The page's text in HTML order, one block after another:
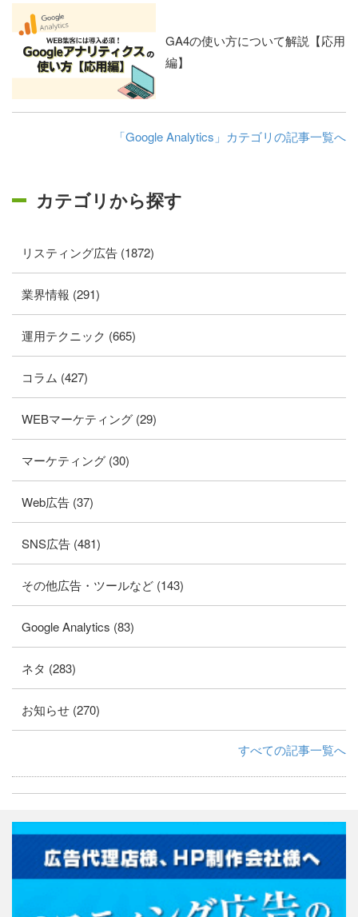
GA4の使い方について解説【応用
編】
「Google Analytics」カテゴリの記事一覧へ
カテゴリから探す
リスティング広告 (1872)
業界情報 (291)
運用テクニック (665)
コラム (427)
WEBマーケティング (29)
マーケティング (30)
Web広告 (37)
SNS広告 (481)
その他広告・ツールなど (143)
Google Analytics (83)
ネタ (283)
お知らせ (270)
すべての記事一覧へ